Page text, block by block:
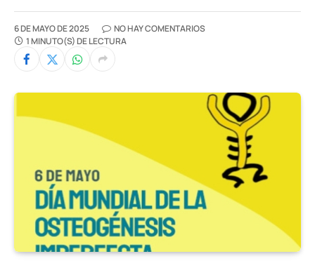
6 DE MAYO DE 2025
NO HAY COMENTARIOS
1 MINUTO(S) DE LECTURA